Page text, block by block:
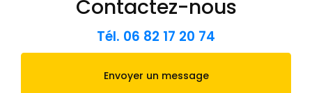
Contactez-nous
Tél. 06 82 17 20 74
Envoyer un message